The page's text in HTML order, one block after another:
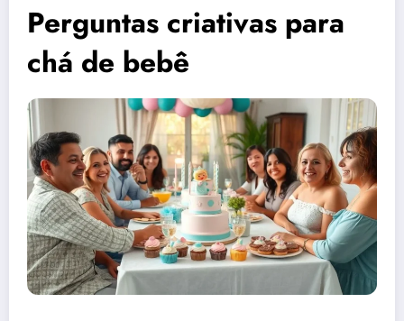
Perguntas criativas para
chá de bebê